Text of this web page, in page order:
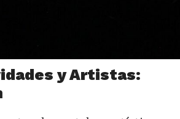
y Artistas: